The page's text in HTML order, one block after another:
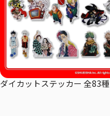
ダイカットステッカー 全83種